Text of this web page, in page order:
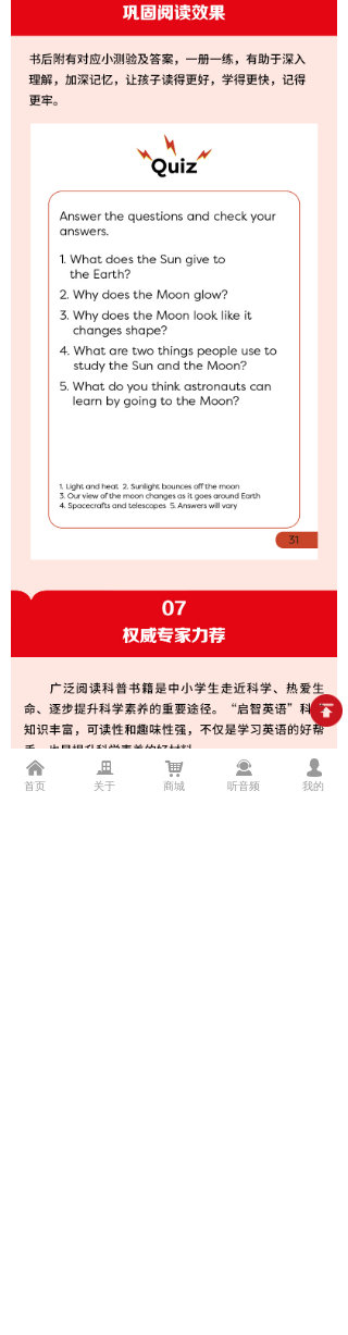
낀
首页
끉
关于
낙
商城
끤
听音频
넙
我的